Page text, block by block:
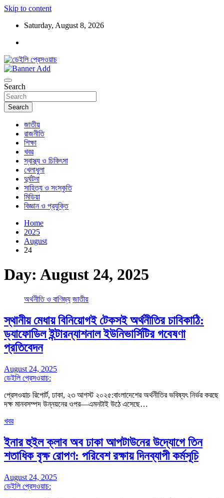
Skip to content
Saturday, August 8, 2026
ডেইলি প্রেসওয়াচ
Search
Search
জাতীয়
রাজনীতি
শিক্ষা
খবর
স্বাস্থ্য ও চিকিৎসা
খেলাধুলা
দুর্ঘটনা
সাহিত্য ও সংস্কৃতি
মিডিয়া
বিজ্ঞান ও প্রযুক্তি
Home
2025
August
24
Day: August 24, 2025
অর্থনীতি ও বাণিজ্য জাতীয়
স্থানীয় মেধায় বিনিয়োগই টেকসই অর্থনীতির চাবিকাঠি:
ড্যাফোডিল ইন্টারন্যাশনাল ইউনিভার্সিটির গবেষণা
প্রতিবেদন
August 24, 2025
ডেইলি প্রেসওয়াচ:
প্রেসওয়াচ রিপোর্ট, ঢাকা, ২৩ আগস্ট ২০২৫:বাংলাদেশের অর্থনীতির ভবিষ্যৎ নির্ভর করছে
দক্ষ মানবসম্পদ উন্নয়নের ওপর—এমনটাই উঠে এসেছে…
খবর
ইনার হুইল ক্লাব অব ঢাকা আপটাউনের উদ্যোগে তিন
শতাধিক বৃক্ষ রোপণ: পরিবেশ রক্ষায় দিনব্যাপী কর্মসূচি
August 24, 2025
ডেইলি প্রেসওয়াচ: